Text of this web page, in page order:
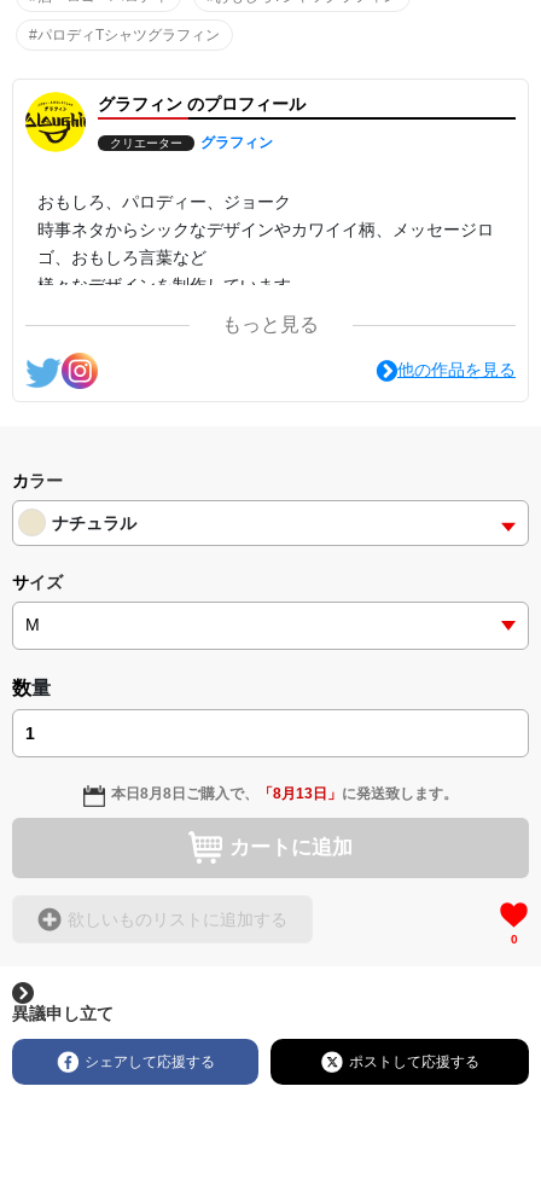
#パロディTシャツグラフィン
グラフィン のプロフィール
クリエーター グラフィン
おもしろ、パロディー、ジョーク
時事ネタからシックなデザインやカワイイ柄、メッセージロ
ゴ、おもしろ言葉など
様々なデザインを制作しています。
もっと見る
他の作品を見る
カラー
ナチュラル
サイズ
数量
本日8月8日 ご購入で、 「8月13日 」 に発送致します。
カートに追加
欲しいものリストに追加する
0
異議申し立て
シェアして応援する ポストして応援する